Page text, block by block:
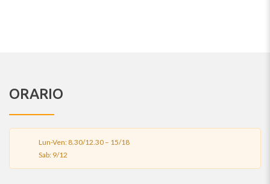
ORARIO
Lun-Ven: 8.30/12.30 – 15/18
Sab: 9/12